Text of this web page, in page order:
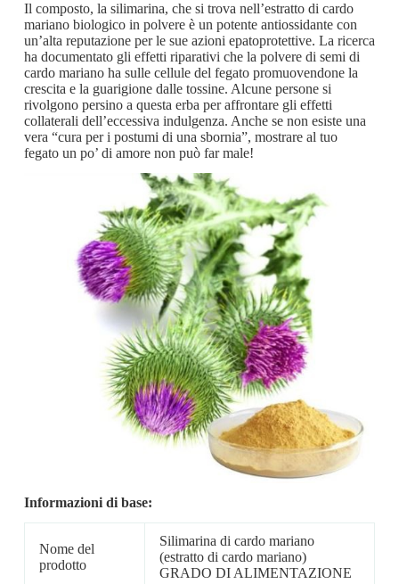
Il composto, la silimarina, che si trova nell’estratto di cardo
mariano biologico in polvere è un potente antiossidante con
un’alta reputazione per le sue azioni epatoprotettive. La ricerca
ha documentato gli effetti riparativi che la polvere di semi di
cardo mariano ha sulle cellule del fegato promuovendone la
crescita e la guarigione dalle tossine. Alcune persone si
rivolgono persino a questa erba per affrontare gli effetti
collaterali dell’eccessiva indulgenza. Anche se non esiste una
vera “cura per i postumi di una sbornia”, mostrare al tuo
fegato un po’ di amore non può far male!
Informazioni di base:
Nome del
prodotto
Silimarina di cardo mariano
(estratto di cardo mariano)
GRADO DI ALIMENTAZIONE